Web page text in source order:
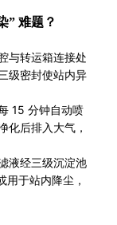
” 难题？
与转运箱连接处
级密封使站内异
15 分钟自动喷
化后排入大气，
液经三级沉淀池
用于站内降尘，